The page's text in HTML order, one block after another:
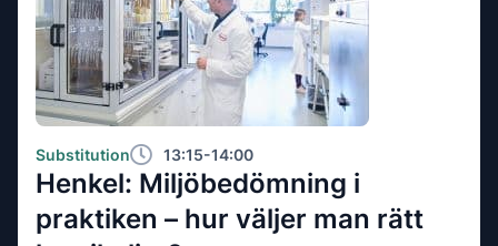
Substitution 13:15-14:00
Henkel: Miljöbedömning i
praktiken – hur väljer man rätt